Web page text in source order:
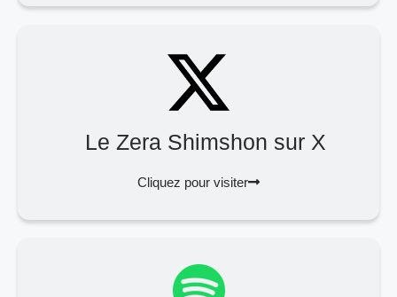
Le Zera Shimshon sur X
Cliquez pour visiter